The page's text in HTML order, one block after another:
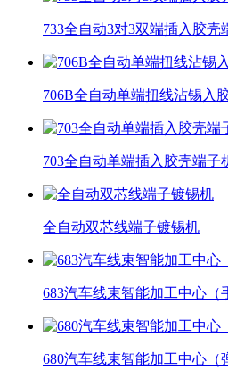
733全自动3对3双端插入胶壳
706B全自动单端扭线沾锡入
703全自动单端插入胶壳端子
全自动双芯线端子镀锡机
683汽车线束智能加工中心（
680汽车线束智能加工中心（